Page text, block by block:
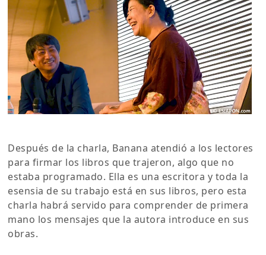
Después de la charla, Banana atendió a los lectores
para firmar los libros que trajeron, algo que no
estaba programado. Ella es una escritora y toda la
esensia de su trabajo está en sus libros, pero esta
charla habrá servido para comprender de primera
mano los mensajes que la autora introduce en sus
obras.